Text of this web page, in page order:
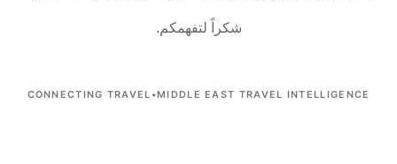
شكراً لتفهمكم.
CONNECTING TRAVEL •MIDDLE EAST TRAVEL INTELLIGENCE